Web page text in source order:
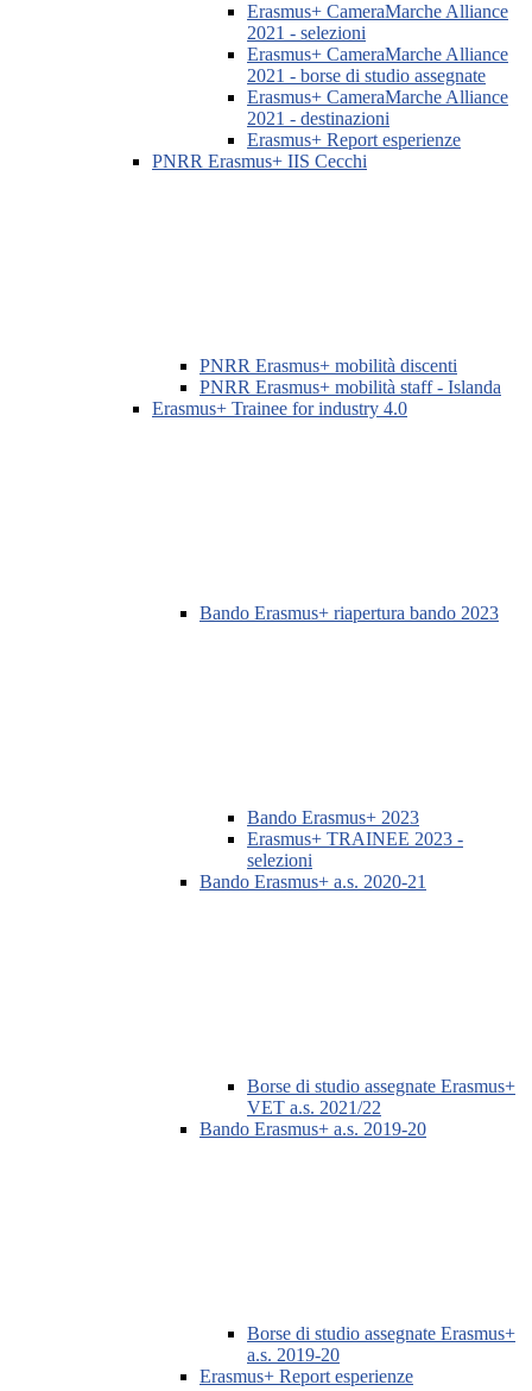
Erasmus+ CameraMarche Alliance
2021 - selezioni
Erasmus+ CameraMarche Alliance
2021 - borse di studio assegnate
Erasmus+ CameraMarche Alliance
2021 - destinazioni
Erasmus+ Report esperienze
PNRR Erasmus+ IIS Cecchi
PNRR Erasmus+ mobilità discenti
PNRR Erasmus+ mobilità staff - Islanda
Erasmus+ Trainee for industry 4.0
Bando Erasmus+ riapertura bando 2023
Bando Erasmus+ 2023
Erasmus+ TRAINEE 2023 -
selezioni
Bando Erasmus+ a.s. 2020-21
Borse di studio assegnate Erasmus+
VET a.s. 2021/22
Bando Erasmus+ a.s. 2019-20
Borse di studio assegnate Erasmus+
a.s. 2019-20
Erasmus+ Report esperienze